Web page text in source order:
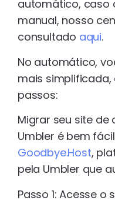
automático, caso
manual, nosso
consultado aqui.
No automático,
mais simplificada,
passos:
Migrar seu site
Umbler é bem
Goodbye.Host,
pela Umbler que
Passo 1: Acesse o